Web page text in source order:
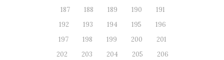
187
188 189 190
191
192
193 194 195
196
197
198 199 200
201
202
203 204 205
206